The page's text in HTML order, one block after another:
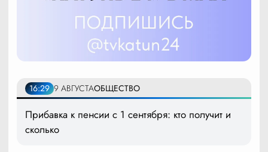
16:29 9 АВГУСТАОБЩЕСТВО
Прибавка к пенсии с 1 сентября: кто получит и
сколько